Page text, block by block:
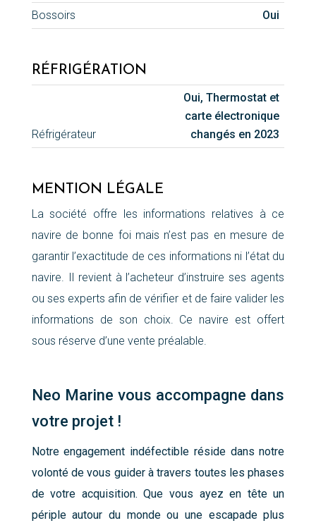
Bossoirs Oui
RÉFRIGÉRATION
Réfrigérateur
Oui, Thermostat et
carte électronique
changés en 2023
MENTION LÉGALE
La société offre les informations relatives à ce
navire de bonne foi mais n’est pas en mesure de
garantir l’exactitude de ces informations ni l’état du
navire. Il revient à l’acheteur d’instruire ses agents
ou ses experts afin de vérifier et de faire valider les
informations de son choix. Ce navire est offert
sous réserve d’une vente préalable.
Neo Marine vous accompagne dans
votre projet !
Notre engagement indéfectible réside dans notre
volonté de vous guider à travers toutes les phases
de votre acquisition. Que vous ayez en tête un
périple autour du monde ou une escapade plus